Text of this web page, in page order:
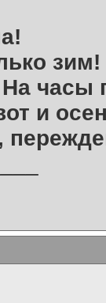
зим!
часы
и